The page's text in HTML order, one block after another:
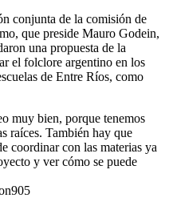
conjunta de la comisión de
que preside Mauro Godein,
una propuesta de la
el folclore argentino en los
de Entre Ríos, como
muy bien, porque tenemos
raíces. También hay que
coordinar con las materias ya
y ver cómo se puede